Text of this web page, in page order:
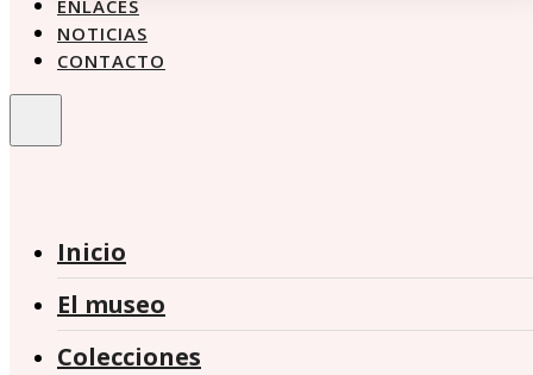
ENLACES
NOTICIAS
CONTACTO
Inicio
El museo
Colecciones